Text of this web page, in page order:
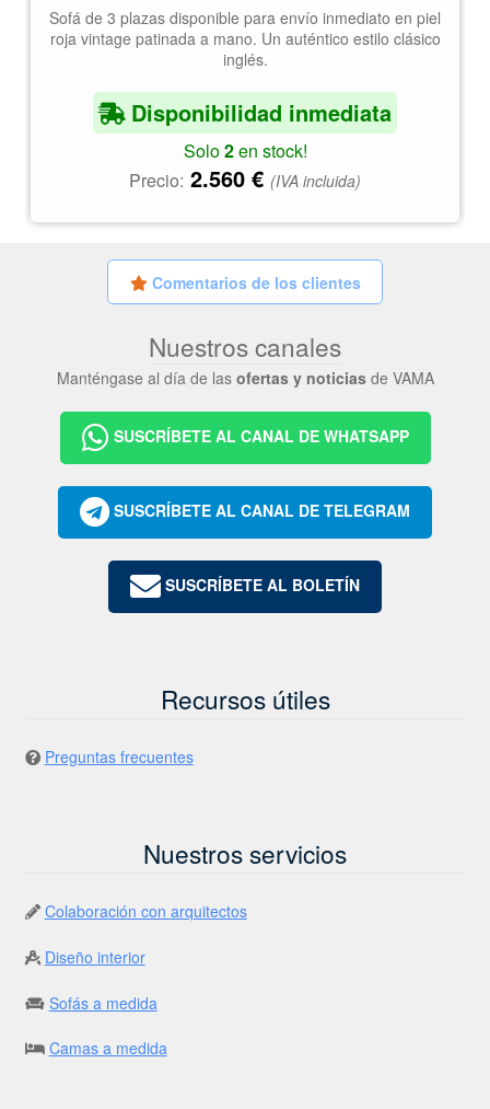
Sofá de 3 plazas disponible para envío inmediato en piel
roja vintage patinada a mano. Un auténtico estilo clásico
inglés.
Disponibilidad inmediata
Solo2en stock!
Precio: 2.560 € (IVA incluida)
Comentarios de los clientes
Nuestros canales
Manténgase al día de las ofertas y noticiasde VAMA
SUSCRÍBETE AL CANAL DE WHATSAPP
SUSCRÍBETE AL CANAL DE TELEGRAM
SUSCRÍBETE AL BOLETÍN
Recursos útiles
Preguntas frecuentes
Nuestros servicios
Colaboración con arquitectos
Diseño interior
Sofás a medida
Camas a medida